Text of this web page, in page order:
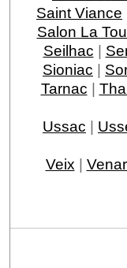
Saint Viance
Salon La
Seilhac |
Sioniac |
Tarnac |
Ussac |
Veix |